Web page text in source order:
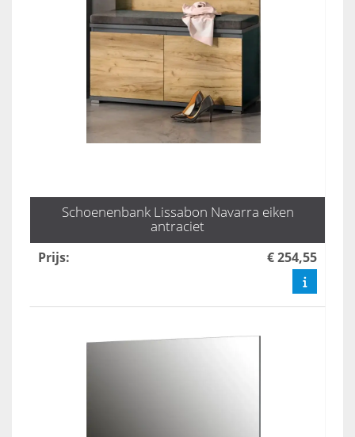
Schoenenbank Lissabon Navarra eiken
antraciet
Prijs: € 254,55